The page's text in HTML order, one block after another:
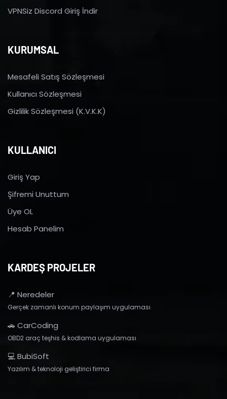
VPNSiz Discord Giriş İndir
KURUMSAL
Mesafeli Satış Sözleşmesi
Kullanıcı Sözleşmesi
Gizlilik Sözleşmesi (K.V.K.K)
KULLANICI
Giriş Yap
Şifremi Unuttum
Üye OL
Hesab Panelim
KARDEŞ PROJELER
📍 Neredeler
Gerçek zamanlı konum paylaşım uygulaması
🚗 CarCoding
OBD2 araç teşhis & kodlama uygulaması
💻 BubiSoft
Yazılım & teknoloji geliştirici firma